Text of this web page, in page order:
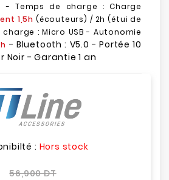
- Temps de charge : Charge
1,5h (écouteurs) / 2h (étui de
: Micro USB - Autonomie
- Bluetooth : V5.0 - Portée 10
Noir - Garantie 1 an
: Hors stock
56,900 DT